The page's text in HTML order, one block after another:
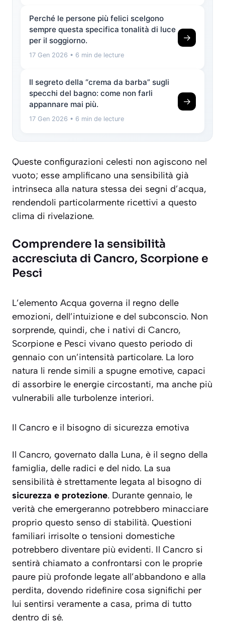
Perché le persone più felici scelgono
sempre questa specifica tonalità di luce
per il soggiorno.
17 Gen 2026 • 6 min de lecture
→
Il segreto della “crema da barba” sugli
specchi del bagno: come non farli
appannare mai più.
17 Gen 2026 • 6 min de lecture
→
Queste configurazioni celesti non agiscono nel
vuoto; esse amplificano una sensibilità già
intrinseca alla natura stessa dei segni d’acqua,
rendendoli particolarmente ricettivi a questo
clima di rivelazione.
Comprendere la sensibilità
accresciuta di Cancro, Scorpione e
Pesci
L’elemento Acqua governa il regno delle
emozioni, dell’intuizione e del subconscio. Non
sorprende, quindi, che i nativi di Cancro,
Scorpione e Pesci vivano questo periodo di
gennaio con un’intensità particolare. La loro
natura li rende simili a spugne emotive, capaci
di assorbire le energie circostanti, ma anche più
vulnerabili alle turbolenze interiori.
Il Cancro e il bisogno di sicurezza emotiva
Il Cancro, governato dalla Luna, è il segno della
famiglia, delle radici e del nido. La sua
sensibilità è strettamente legata al bisogno di
sicurezza e protezione. Durante gennaio, le
verità che emergeranno potrebbero minacciare
proprio questo senso di stabilità. Questioni
familiari irrisolte o tensioni domestiche
potrebbero diventare più evidenti. Il Cancro si
sentirà chiamato a confrontarsi con le proprie
paure più profonde legate all’abbandono e alla
perdita, dovendo ridefinire cosa significhi per
lui sentirsi veramente a casa, prima di tutto
dentro di sé.